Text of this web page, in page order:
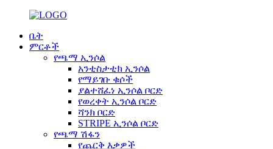
ቤት
ምርቶች
የጫማ ኢንሶል
አንቲስታቲክ ኢንሶል
የማይገቡ ቁሶች
ያልተሸፈነ ኢንሶል ቦርድ
የወረቀት ኢንሶል ቦርድ
ሻንክ ቦርድ
STRIPE ኢንሶል ቦርድ
የጫማ ሽፋን
የጨርቅ እቃዎች